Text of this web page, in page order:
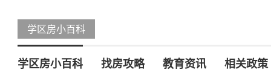
学区房小百科
学区房小百科 找房攻略 教育资讯 相关政策